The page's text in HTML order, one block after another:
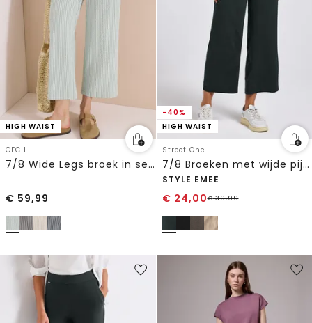
HIGH WAIST
CECIL
7/8 Wide Legs broek in seersucker stof
€ 59,99
-40%
HIGH WAIST
Street One
7/8 Broeken met wijde pijpen
STYLE EMEE
€ 24,00€39,99